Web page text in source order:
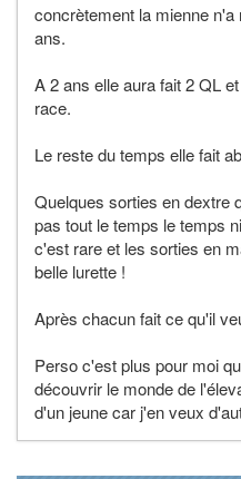
concrètement la mienne n'a
ans.
A 2 ans elle aura fait 2 QL
race.
Le reste du temps elle fait
Quelques sorties en dextre
pas tout le temps le temps
c'est rare et les sorties en
belle lurette !
Après chacun fait ce qu'il
Perso c'est plus pour moi
découvrir le monde de
d'un jeune car j'en veux